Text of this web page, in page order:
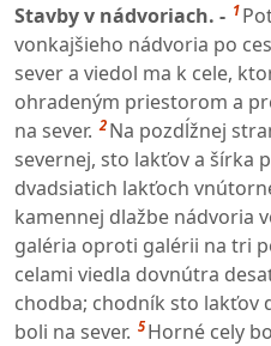
Stavby v nádvoriach. - 1
vonkajšieho nádvoria po
sever a viedol ma k cele,
ohradeným priestorom a
na sever. 2 Na pozdĺžnej
severnej, sto lakťov a šírka
dvadsiatich lakťoch
kamennej dlažbe nádvoria
galéria oproti galérii na tri
celami viedla dovnútra
chodba; chodník sto lakťov
boli na sever. 5 Horné cely